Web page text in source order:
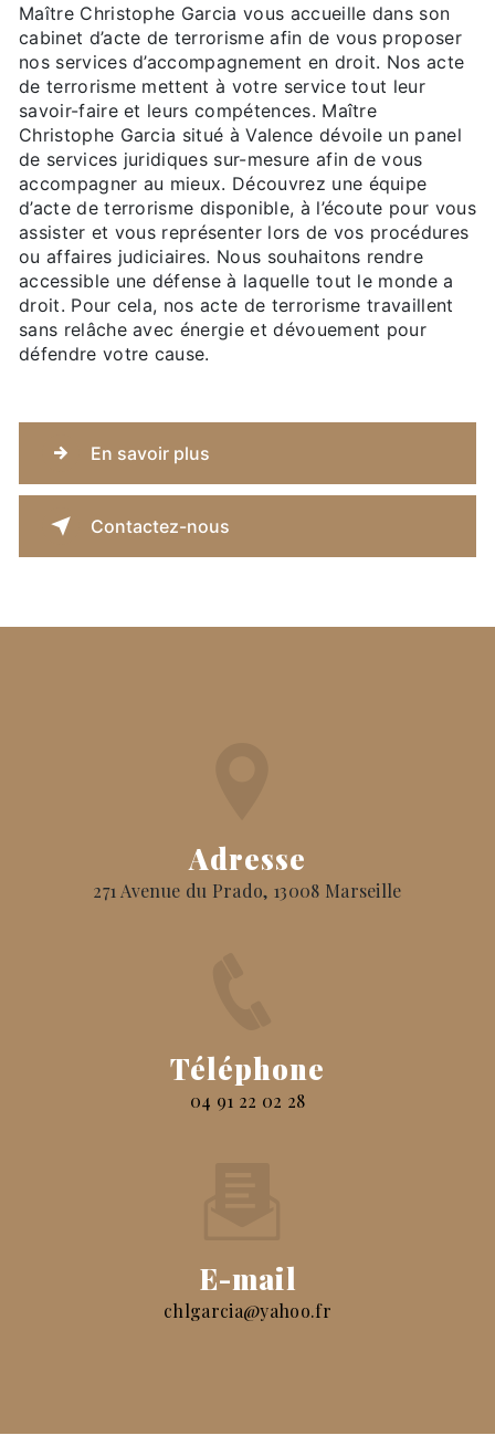
Maître Christophe Garcia vous accueille dans son
cabinet d’acte de terrorisme afin de vous proposer
nos services d’accompagnement en droit. Nos acte
de terrorisme mettent à votre service tout leur
savoir-faire et leurs compétences. Maître
Christophe Garcia situé à Valence dévoile un panel
de services juridiques sur-mesure afin de vous
accompagner au mieux. Découvrez une équipe
d’acte de terrorisme disponible, à l’écoute pour vous
assister et vous représenter lors de vos procédures
ou affaires judiciaires. Nous souhaitons rendre
accessible une défense à laquelle tout le monde a
droit. Pour cela, nos acte de terrorisme travaillent
sans relâche avec énergie et dévouement pour
défendre votre cause.
En savoir plus
Contactez-nous
Adresse
271 Avenue du Prado, 13008 Marseille
Téléphone
04 91 22 02 28
E-mail
chlgarcia@yahoo.fr